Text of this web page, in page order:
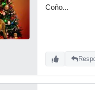
Coño...